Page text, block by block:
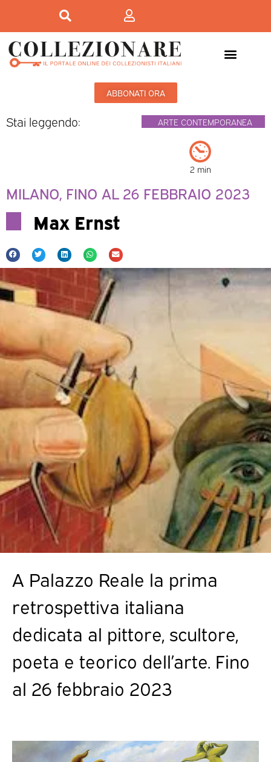
ABBONATI ORA
Stai leggendo: ARTE CONTEMPORANEA
2 min
MILANO, FINO AL 26 FEBBRAIO 2023
Max Ernst
A Palazzo Reale la prima
retrospettiva italiana
dedicata al pittore, scultore,
poeta e teorico dell’arte. Fino
al 26 febbraio 2023